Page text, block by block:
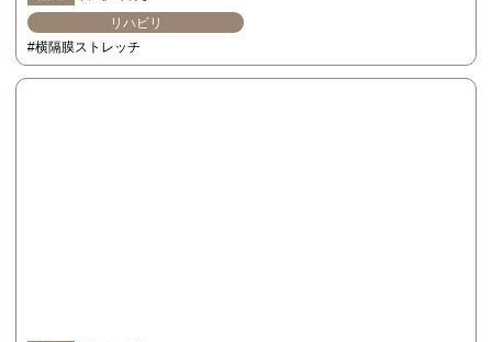
リハビリ
#横隔膜ストレッチ